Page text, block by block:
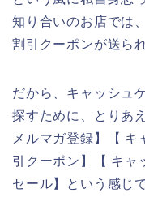
知り合いのお店では
割引クーポンが送ら
だから、キャッシュ
探すために、とりあ
メルマガ登録】【 キ
引クーポン】【 キャ
セール】という感じ